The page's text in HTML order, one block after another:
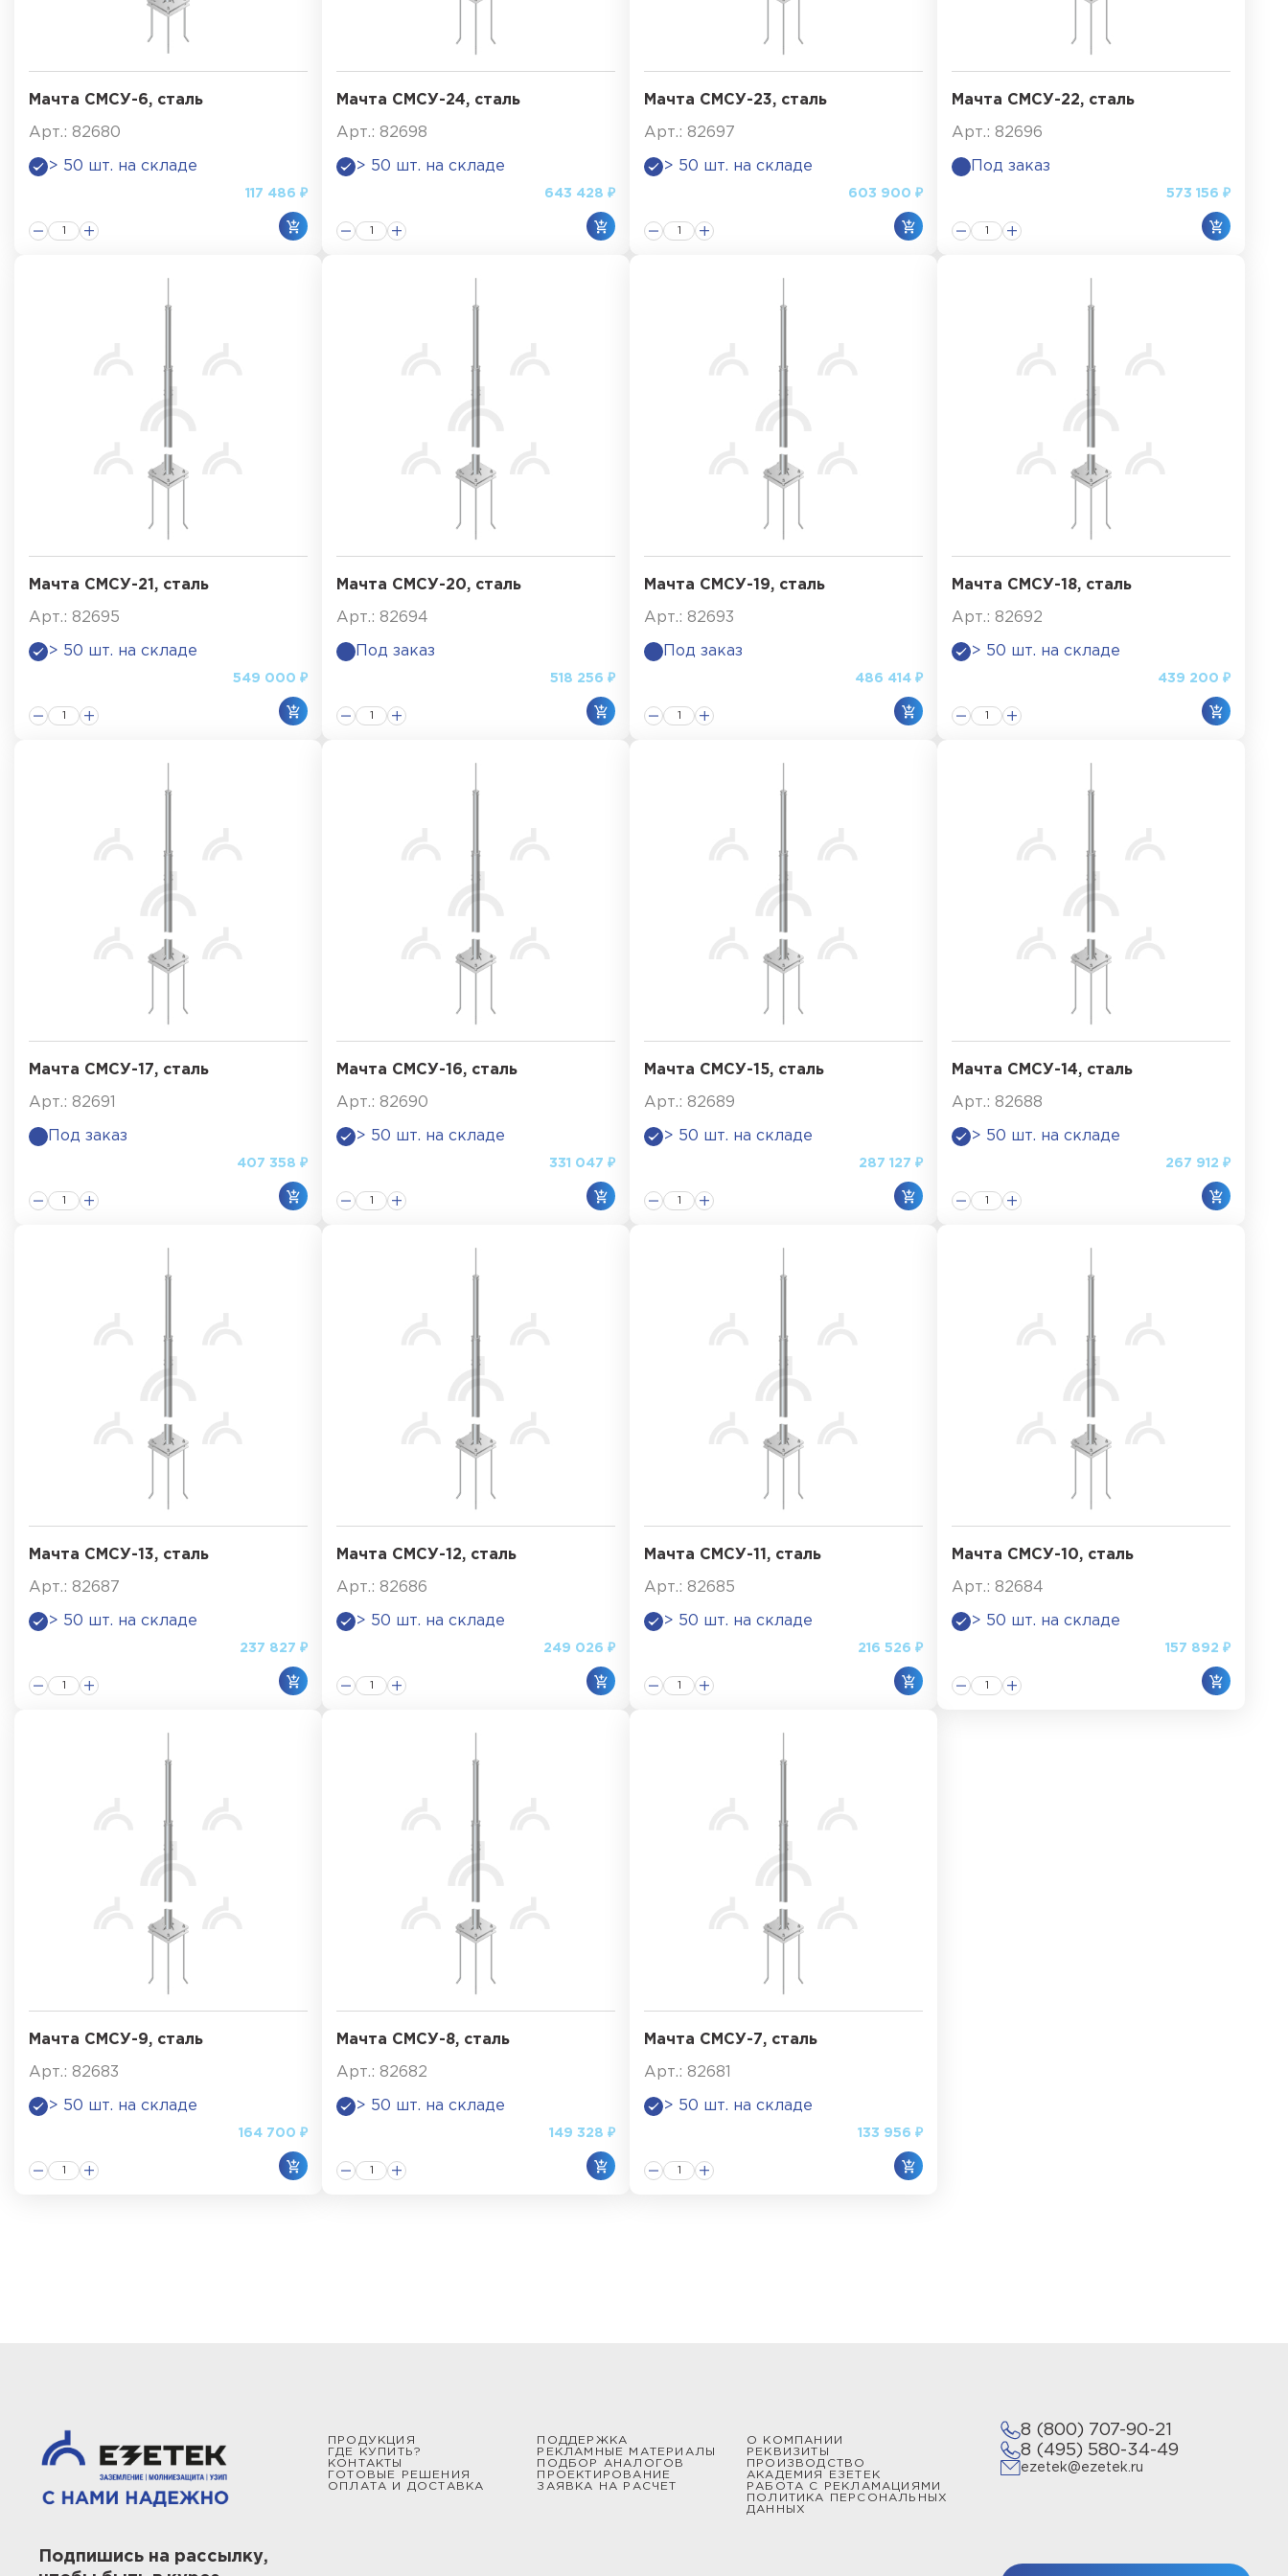
Мачта СМСУ-6, сталь
Арт.: 82680
> 50 шт. на складе
117 486 ₽
Мачта СМСУ-24, сталь
Арт.: 82698
> 50 шт. на складе
643 428 ₽
Мачта СМСУ-23, сталь
Арт.: 82697
> 50 шт. на складе
603 900 ₽
Мачта СМСУ-22, сталь
Арт.: 82696
Под заказ
573 156 ₽
Мачта СМСУ-21, сталь
Арт.: 82695
> 50 шт. на складе
549 000 ₽
Мачта СМСУ-20, сталь
Арт.: 82694
Под заказ
518 256 ₽
Мачта СМСУ-19, сталь
Арт.: 82693
Под заказ
486 414 ₽
Мачта СМСУ-18, сталь
Арт.: 82692
> 50 шт. на складе
439 200 ₽
Мачта СМСУ-17, сталь
Арт.: 82691
Под заказ
407 358 ₽
Мачта СМСУ-16, сталь
Арт.: 82690
> 50 шт. на складе
331 047 ₽
Мачта СМСУ-15, сталь
Арт.: 82689
> 50 шт. на складе
287 127 ₽
Мачта СМСУ-14, сталь
Арт.: 82688
> 50 шт. на складе
267 912 ₽
Мачта СМСУ-13, сталь
Арт.: 82687
> 50 шт. на складе
237 827 ₽
Мачта СМСУ-12, сталь
Арт.: 82686
> 50 шт. на складе
249 026 ₽
Мачта СМСУ-11, сталь
Арт.: 82685
> 50 шт. на складе
216 526 ₽
Мачта СМСУ-10, сталь
Арт.: 82684
> 50 шт. на складе
157 892 ₽
Мачта СМСУ-9, сталь
Арт.: 82683
> 50 шт. на складе
164 700 ₽
Мачта СМСУ-8, сталь
Арт.: 82682
> 50 шт. на складе
149 328 ₽
Мачта СМСУ-7, сталь
Арт.: 82681
> 50 шт. на складе
133 956 ₽
ПРОДУКЦИЯ
ГДЕ КУПИТЬ?
КОНТАКТЫ
ГОТОВЫЕ РЕШЕНИЯ
ОПЛАТА И ДОСТАВКА
ПОДДЕРЖКА
РЕКЛАМНЫЕ МАТЕРИАЛЫ
ПОДБОР АНАЛОГОВ
ПРОЕКТИРОВАНИЕ
ЗАЯВКА НА РАСЧЕТ
О КОМПАНИИ
РЕКВИЗИТЫ
ПРОИЗВОДСТВО
АКАДЕМИЯ ЕЗЕТЕК
РАБОТА С РЕКЛАМАЦИЯМИ
ПОЛИТИКА ПЕРСОНАЛЬНЫХ
ДАННЫХ
8 (800) 707-90-21
8 (495) 580-34-49
ezetek@ezetek.ru
Подпишись на рассылку,